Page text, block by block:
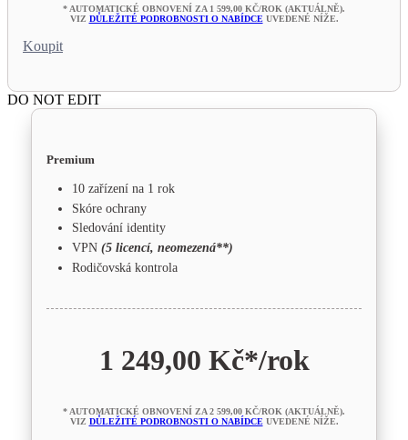
* AUTOMATICKÉ OBNOVENÍ ZA 1 599,00 KČ/ROK (AKTUÁLNĚ).
VIZ DŮLEŽITÉ PODROBNOSTI O NABÍDCEUVEDENÉ NÍŽE.
Koupit
DO NOT EDIT
Premium
10 zařízení na 1 rok
Skóre ochrany
Sledování identity
VPN (5 licencí, neomezená**)
Rodičovská kontrola
1 249,00 Kč*/rok
* AUTOMATICKÉ OBNOVENÍ ZA 2 599,00 KČ/ROK (AKTUÁLNĚ).
VIZ DŮLEŽITÉ PODROBNOSTI O NABÍDCEUVEDENÉ NÍŽE.